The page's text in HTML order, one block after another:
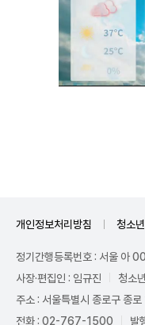
개인정보처리방침 청소
정기간행등록번호 : 서울 아
사장·편집인 : 임규진
청소
주소 : 서울특별시 종로구 종
전화 : 02-767-1500
발